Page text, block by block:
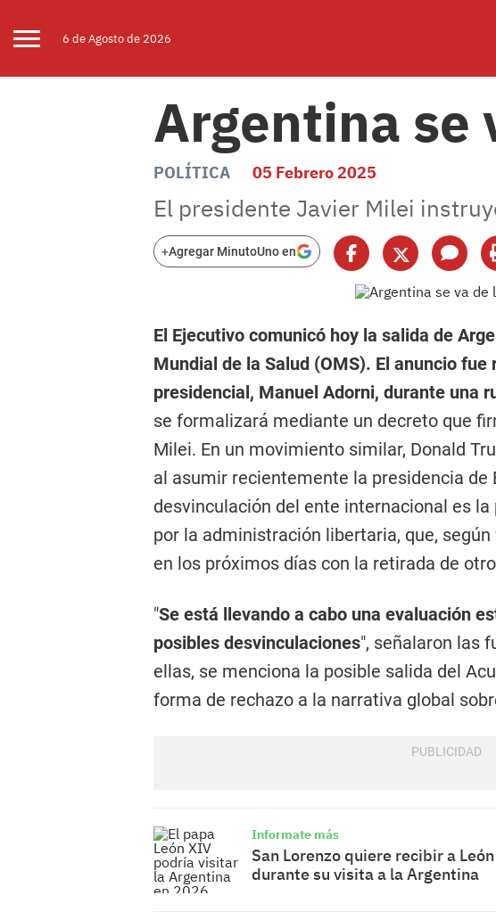
6 deAgostode 2026
Argentina se
POLÍTICA 05 Febrero 2025
El presidente Javier Milei
+Agregar MinutoUno en
El Ejecutivo comunicó hoy la salida de
Mundial de la Salud (OMS). El anuncio
presidencial, Manuel Adorni, durante una
se formalizará mediante un decreto que
Milei. En un movimiento similar, Donald
al asumir recientemente la presidencia de
desvinculación del ente internacional es
por la administración libertaria, que,
en los próximos días con la retirada de
"Se está llevando a cabo una evaluación
posibles desvinculaciones", señalaron las
ellas, se menciona la posible salida del
forma de rechazo a la narrativa global
Informate más
San Lorenzo quiere recibir a
durante su visita a la Argentina